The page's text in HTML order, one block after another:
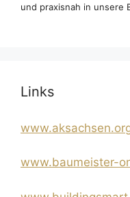
und praxisnah in unsere
Links
www.baumeister-